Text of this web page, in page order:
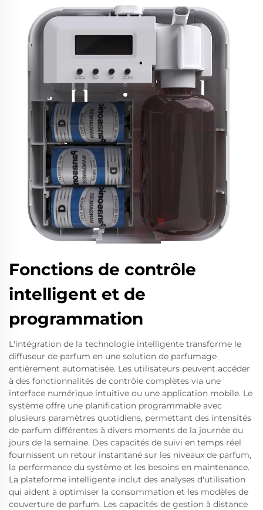
Fonctions de contrôle
intelligent et de
programmation
L'intégration de la technologie intelligente transforme le
diffuseur de parfum en une solution de parfumage
entièrement automatisée. Les utilisateurs peuvent accéder
à des fonctionnalités de contrôle complètes via une
interface numérique intuitive ou une application mobile. Le
système offre une planification programmable avec
plusieurs paramètres quotidiens, permettant des intensités
de parfum différentes à divers moments de la journée ou
jours de la semaine. Des capacités de suivi en temps réel
fournissent un retour instantané sur les niveaux de parfum,
la performance du système et les besoins en maintenance.
La plateforme intelligente inclut des analyses d'utilisation
qui aident à optimiser la consommation et les modèles de
couverture de parfum. Les capacités de gestion à distance